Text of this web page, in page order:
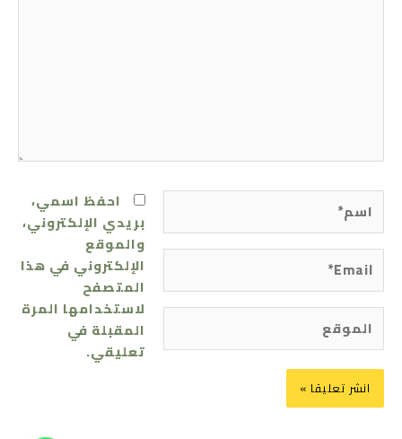
اسم*
احفظ اسمي،
بريدي الإلكتروني،
والموقع
الإلكتروني في هذا
المتصفح
لاستخدامها المرة
المقبلة في
تعليقي.